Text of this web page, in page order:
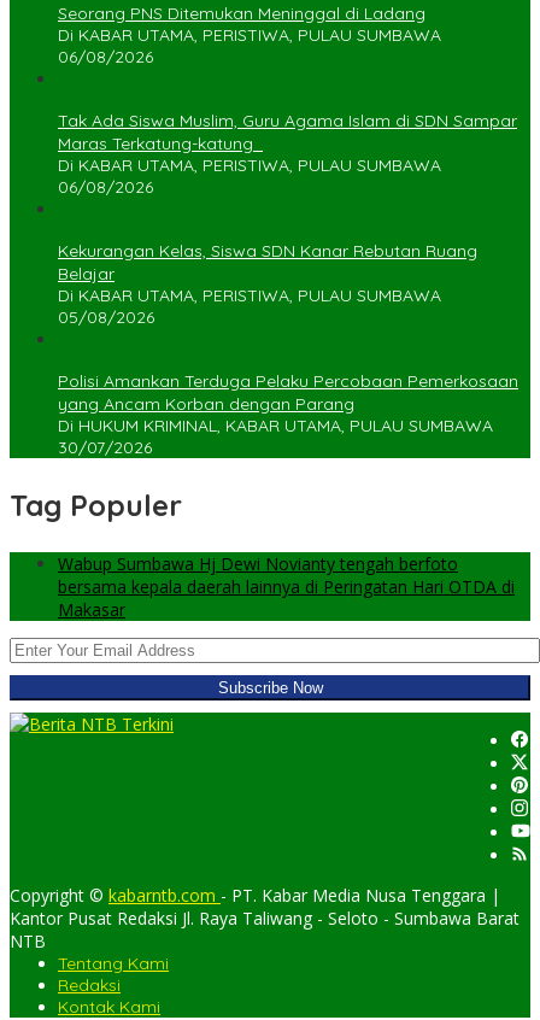
Seorang PNS Ditemukan Meninggal di Ladang
Di KABAR UTAMA, PERISTIWA, PULAU SUMBAWA
06/08/2026
Tak Ada Siswa Muslim, Guru Agama Islam di SDN Sampar
Maras Terkatung-katung ‎
Di KABAR UTAMA, PERISTIWA, PULAU SUMBAWA
06/08/2026
Kekurangan Kelas, Siswa SDN Kanar Rebutan Ruang
Belajar
Di KABAR UTAMA, PERISTIWA, PULAU SUMBAWA
05/08/2026
Polisi Amankan Terduga Pelaku Percobaan Pemerkosaan
yang Ancam Korban dengan Parang
Di HUKUM KRIMINAL, KABAR UTAMA, PULAU SUMBAWA
30/07/2026
Tag Populer
Wabup Sumbawa Hj Dewi Novianty tengah berfoto
bersama kepala daerah lainnya di Peringatan Hari OTDA di
Makasar
Copyright © kabarntb.com - PT. Kabar Media Nusa Tenggara |
Kantor Pusat Redaksi Jl. Raya Taliwang - Seloto - Sumbawa Barat
NTB
Tentang Kami
Redaksi
Kontak Kami